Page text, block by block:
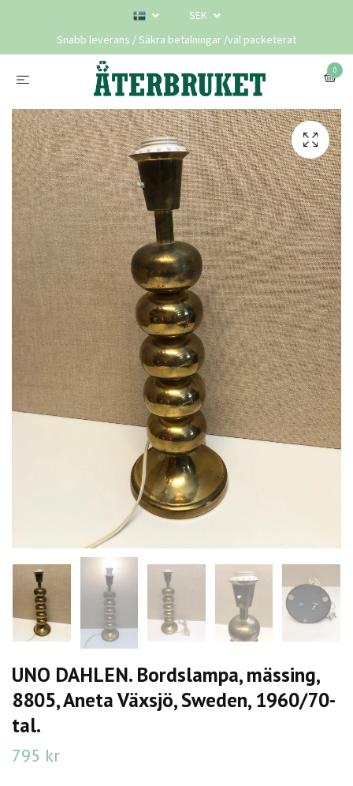
SEK
Snabb leverans / Säkra betalningar /väl packeterat
0
UNO DAHLEN. Bordslampa, mässing,
8805, Aneta Växsjö, Sweden, 1960/70-
tal.
795 kr